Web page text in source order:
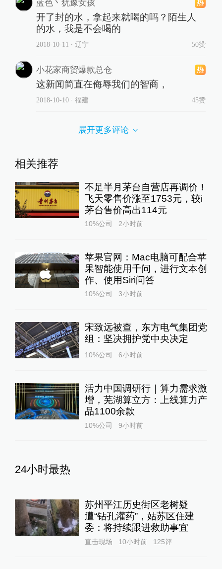
蓝色丶犹豫女孩
开了封的水，拿起来就喝的吗？陌生人
的水，我是不会喝的
2018-10-11 ∙ 辽宁 50赞
小花家商贸爆款总仓
这新闻简直在侮辱我们的智商，
2018-10-10∙ 福建 45赞
展开更多评论
相关推荐
不足半月茅台自营店再调价！
飞天零售价涨至1753元，较i
茅台售价高出114元
10%公司 2小时前
苹果官网：Mac电脑可配合苹
果智能使用千问，进行文本创
作、使用Siri问答
10%公司 3小时前
宋致远被查，东方电气集团党
组：坚决拥护党中央决定
10%公司 6小时前
活力中国调研行｜算力需求激
增，芜湖算立方：上线算力产
品1100余款
10%公司 9小时前
24小时最热
苏州平江历史街区老树疑
遭“钻孔灌药”，姑苏区住建
委：将持续跟进救助事宜
直击现场 10小时前 125评